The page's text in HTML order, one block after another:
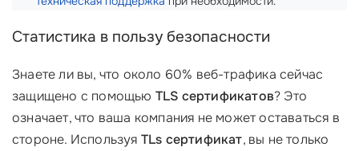
Статистика в пользу безопасности
Знаете ли вы, что около 60% веб-трафика сейчас
защищено с помощью TLS сертификатов? Это
означает, что ваша компания не может оставаться в
стороне. Используя TLs сертификат, вы не только